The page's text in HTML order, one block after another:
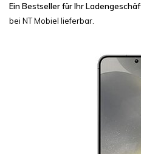
Ein Bestseller für Ihr
bei NT Mobiel lieferbar.